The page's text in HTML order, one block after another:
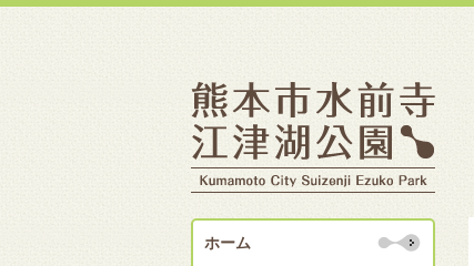
ホーム